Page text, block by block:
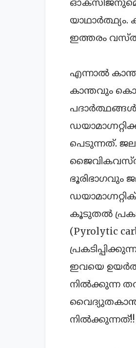
ഇത്തരം
എന്നാല്‍
കാന്തവും
പെടുന്നത്.
ഭൂരിഭാഗവും
കൂടുതല്‍
(Pyrolytic
ഇവയെ
നില്‍ക്കുന്ന
നില്‍ക്കുന്നത്!!